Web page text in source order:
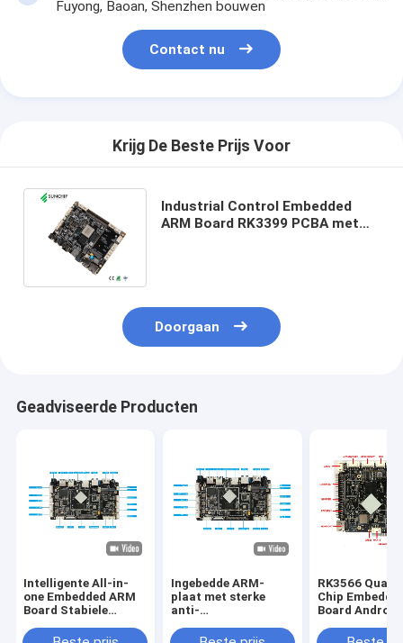
Fuyong, Baoan, Shenzhen bouwen
Contact nu
Krijg De Beste Prijs Voor
Industrial Control Embedded
ARM Board RK3399 PCBA met
Doorgaan
Geadviseerde Producten
Intelligente All-in-
one Embedded ARM
Board Stabiele
displayapparaat
Ingebedde ARM-
plaat met sterke
anti-
interferentie en
RK3566
Chip
Board Android
Interfaces